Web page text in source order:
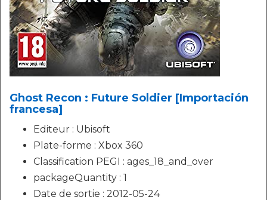
Ghost Recon : Future Soldier [Importación
francesa]
Editeur : Ubisoft
Plate-forme : Xbox 360
Classification PEGI : ages_18_and_over
packageQuantity : 1
Date de sortie : 2012-05-24